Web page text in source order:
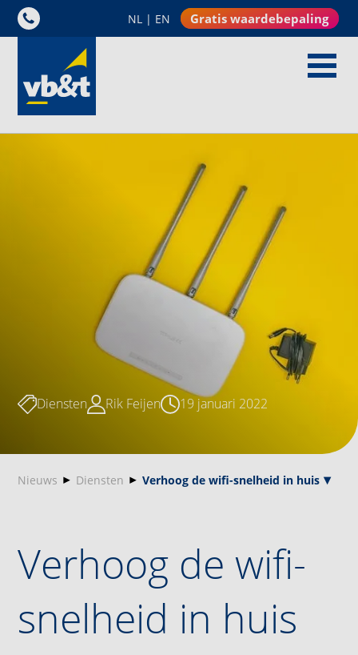
NL | EN Gratis waardebepaling
Diensten Rik Feijen 19 januari 2022
Nieuws Diensten Verhoog de wifi-snelheid in huis
Verhoog de wifi-
snelheid in huis